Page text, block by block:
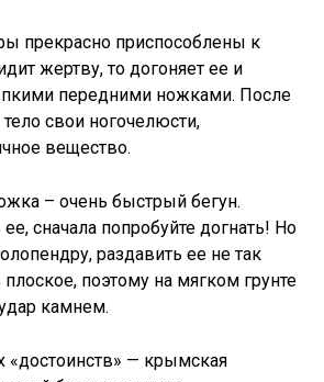
прекрасно приспособлены к
жертву, то догоняет ее и
передними ножками. После
тело свои ногочелюсти,
вещество.
– очень быстрый бегун.
сначала попробуйте догнать! Но
раздавить ее не так
плоское, поэтому на мягком грунте
камнем.
«достоинств» — крымская